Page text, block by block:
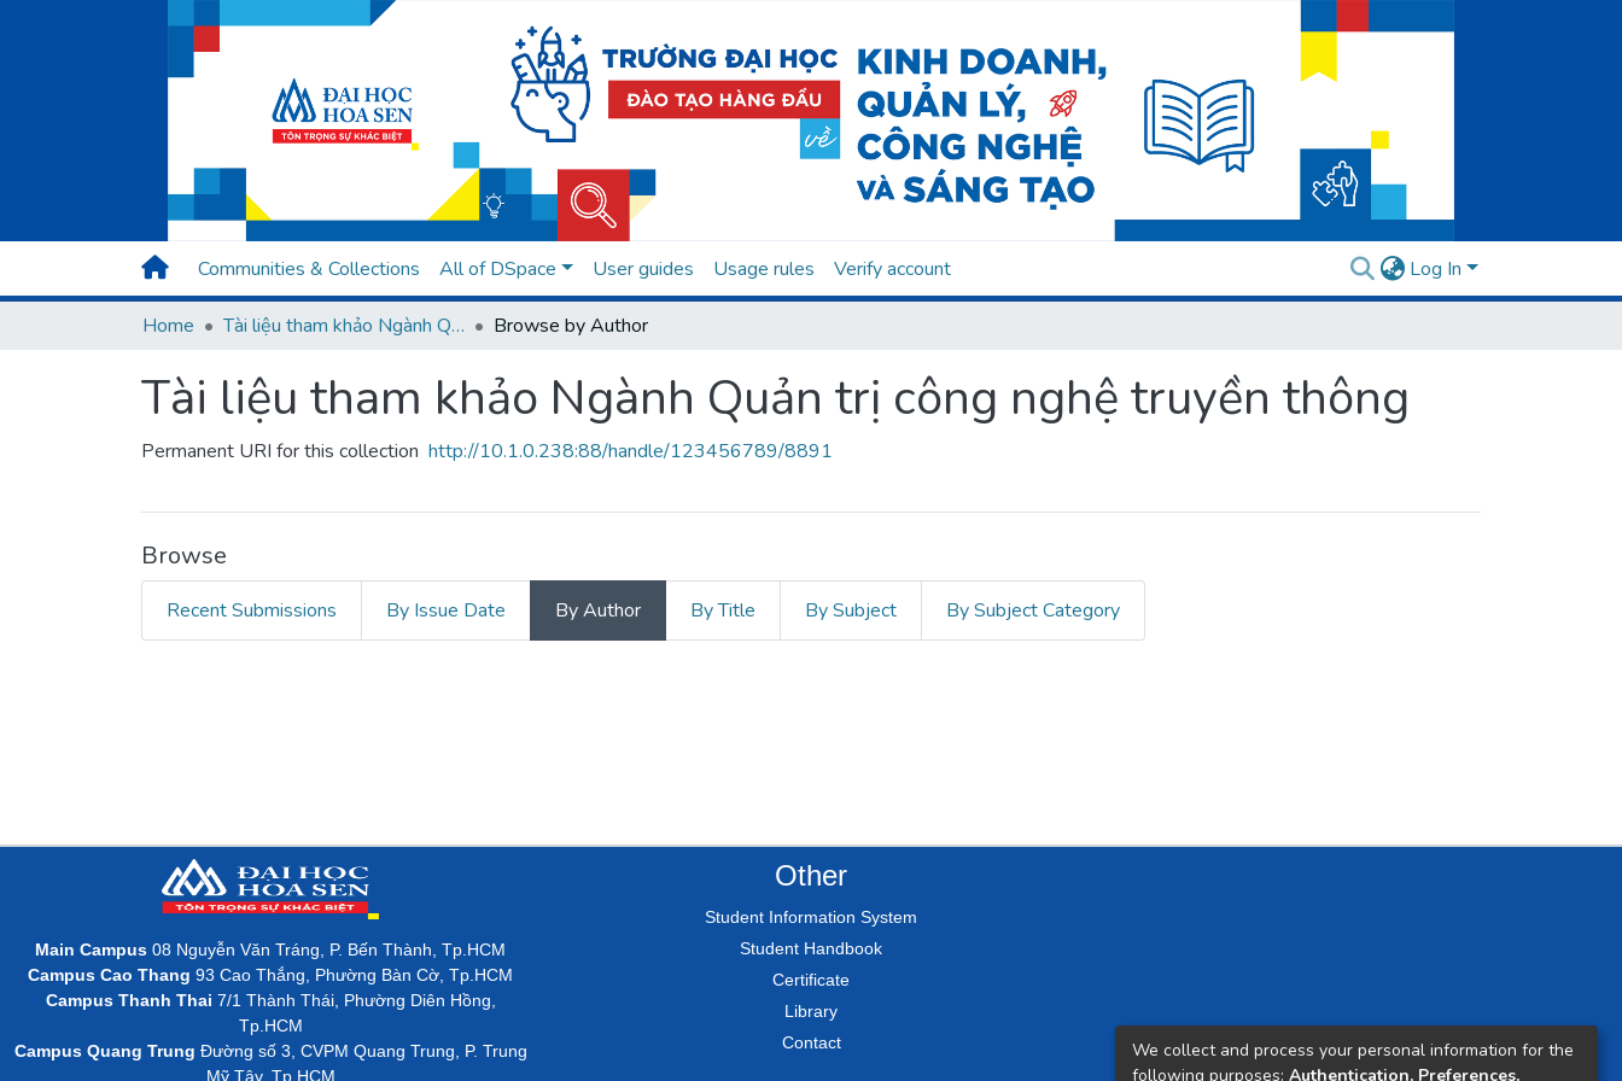
Communities & Collections All of DSpace User guides Usage rules Verify account Log In
Home Tài liệu tham khảo Ngành Quản trị công nghệ truyền thông Browse by Author
Tài liệu tham khảo Ngành Quản trị công nghệ truyền thông
Permanent URI for this collection http://10.1.0.238:88/handle/123456789/8891
Browse
Recent Submissions By Issue Date By Author By Title By Subject By Subject Category
Main Campus 08 Nguyễn Văn Tráng, P. Bến Thành, Tp.HCM
Campus Cao Thang 93 Cao Thắng, Phường Bàn Cờ, Tp.HCM
Campus Thanh Thai 7/1 Thành Thái, Phường Diên Hồng,
Tp.HCM
Campus Quang Trung Đường số 3, CVPM Quang Trung, P. Trung
Mỹ Tây, Tp.HCM
Other
Student Information System
Student Handbook
Certificate
Library
Contact
We collect and process your personal information for the
following purposes: Authentication, Preferences,